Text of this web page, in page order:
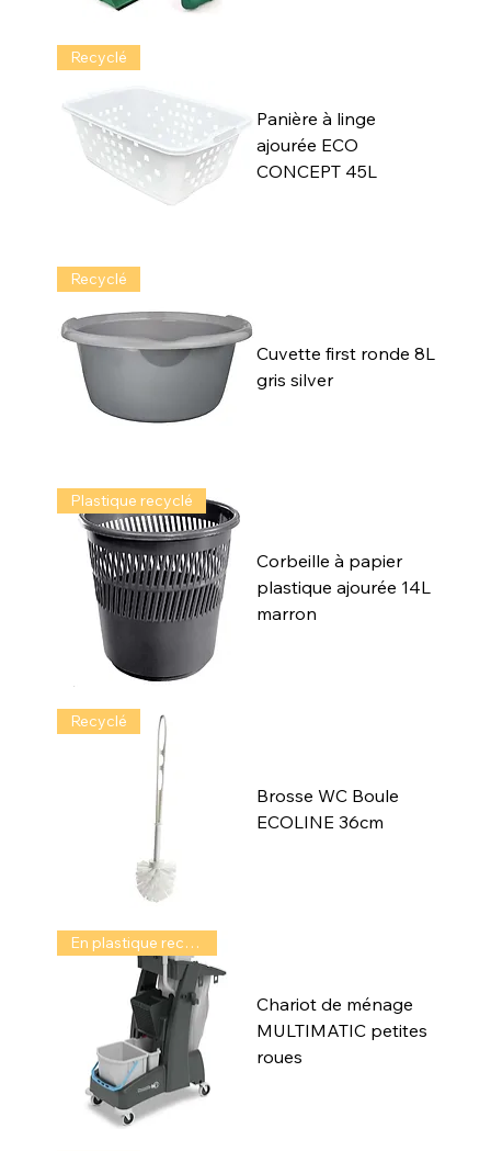
Recyclé
Panière à linge
ajourée ECO
CONCEPT 45L
Recyclé
Cuvette first ronde 8L
gris silver
Plastique recyclé
Corbeille à papier
plastique ajourée 14L
marron
Recyclé
Brosse WC Boule
ECOLINE 36cm
En plastique recyclé
Chariot de ménage
MULTIMATIC petites
roues